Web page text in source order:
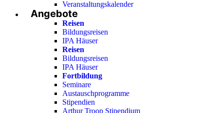
Veranstaltungskalender
Angebote
Reisen
Bildungsreisen
IPA Häuser
Reisen
Bildungsreisen
IPA Häuser
Fortbildung
Seminare
Austauschprogramme
Stipendien
Arthur Troop Stipendium